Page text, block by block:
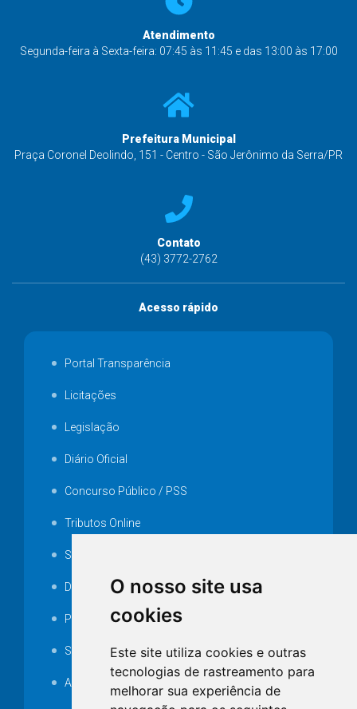
O nosso site usa
cookies
Este site utiliza cookies e outras
tecnologias de rastreamento para
melhorar sua experiência de
Atendimento
Segunda-feira à Sexta-feira: 07:45 às 11:45 e das 13:00 às 17:00
Prefeitura Municipal
Praça Coronel Deolindo, 151 - Centro - São Jerônimo da Serra/PR
Contato
(43) 3772-2762
Acesso rápido
Portal Transparência
Licitações
Legislação
Diário Oficial
Concurso Público / PSS
Tributos Online
Serviços ISS-E
Decretos
Portarias
SAMAE
Audiência pública